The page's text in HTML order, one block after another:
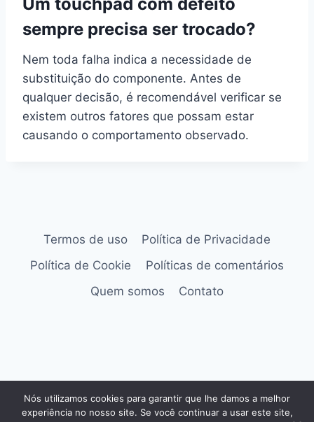
sempre precisa ser trocado?
Nem toda falha indica a necessidade de
substituição do componente. Antes de
qualquer decisão, é recomendável verificar se
existem outros fatores que possam estar
causando o comportamento observado.
Termos de uso
Política de Privacidade
Política de Cookie
Políticas de comentários
Quem somos
Contato
entretenimento, tecnologia e aplicativos do
Nós utilizamos cookies para garantir que lhe damos a melhor
experiência no nosso site. Se você continuar a usar este site,